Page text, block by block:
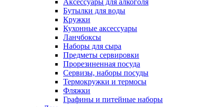
Аксессуары для алкоголя
Бутылки для воды
Кружки
Кухонные аксессуары
Ланчбоксы
Наборы для сыра
Предметы сервировки
Прорезиненная посуда
Сервизы, наборы посуды
Термокружки и термосы
Фляжки
Графины и питейные наборы